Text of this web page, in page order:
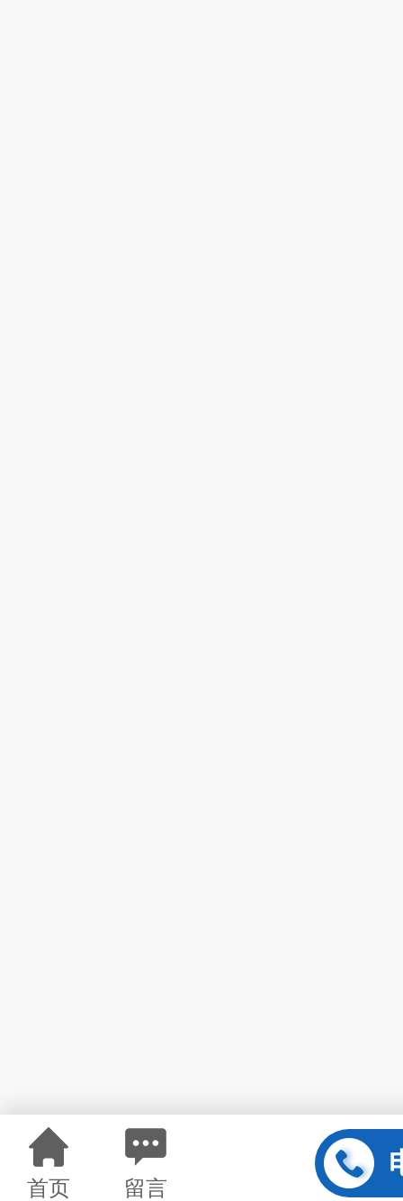
首页 留言